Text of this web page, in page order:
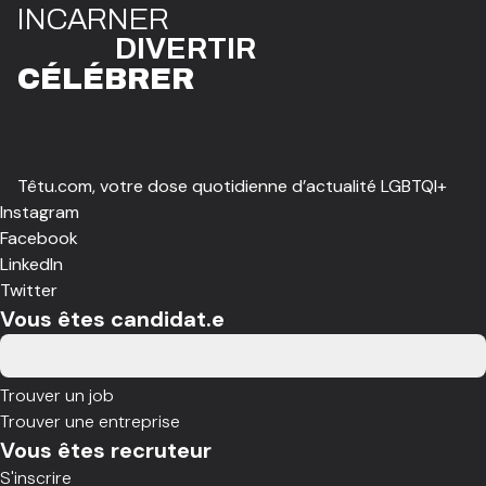
INCARNER
DIVERTIR
CÉLÉBRER
Têtu.com, votre dose quotidienne d’actualité LGBTQI+
Instagram
Facebook
LinkedIn
Twitter
Vous êtes candidat.e
Trouver un job
Trouver une entreprise
Vous êtes recruteur
S'inscrire